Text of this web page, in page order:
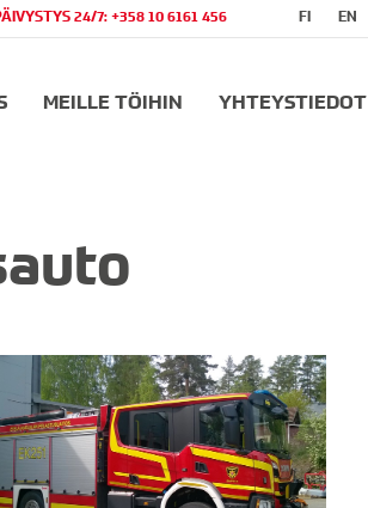
FI EN
24/7: +358 10 6161 456
MEILLE TÖIHIN YHTEYSTIEDOT